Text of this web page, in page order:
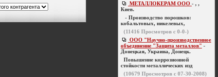
МЕТАЛЛОКЕРАМ ООО - , ,
Киев.
- Производство порошков:
кобальтовых, никелевых,
(11416 Просмотров с 0-0-)
ООО "Научно-производственное
объединение "Защита металлов" -
Донецкая, Украина, Донецк.
Повышение коррозионной
стойкости металлических изд
(10679 Просмотров с 07-30-2008)